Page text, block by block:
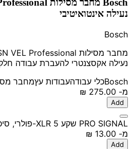
נעילה אינטואיטיבי
Bosch
נעילה אקסצנטרי להעברת עבודה
Boschכלי עבודהעבודות עץמחבר
מ-
Add
PRO SIGNAL שקע XLR 5-פולרי, סיכוך ירוק
מ-
Add